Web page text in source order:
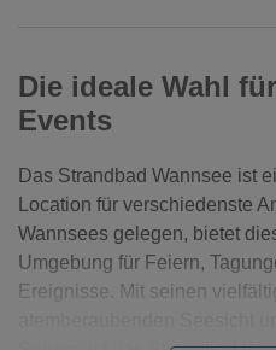
Die ideale Wahl
Events
Das Strandbad Wannsee ist
Location für verschiedenste
Wannsees gelegen, bietet
Umgebung für Feiern,
Ereignisse. Mit seinen